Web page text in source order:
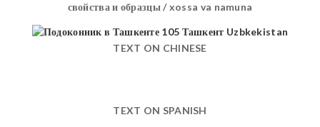
свойства и образцы / xossa va namuna
TEXT ON CHINESE
TEXT ON SPANISH